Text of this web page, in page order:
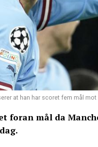
at han har scoret fem mål
foran mål da